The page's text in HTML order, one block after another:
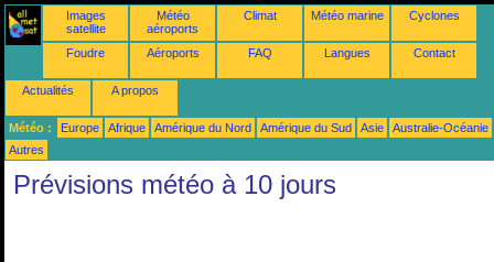
Images
satellite
Météo
aéroports
Climat Météo marine Cyclones
Foudre Aéroports FAQ Langues Contact
Actualités A propos
Météo : Europe Afrique Amérique du Nord Amérique du Sud Asie
Australie-Océanie
Autres
Prévisions météo à 10 jours